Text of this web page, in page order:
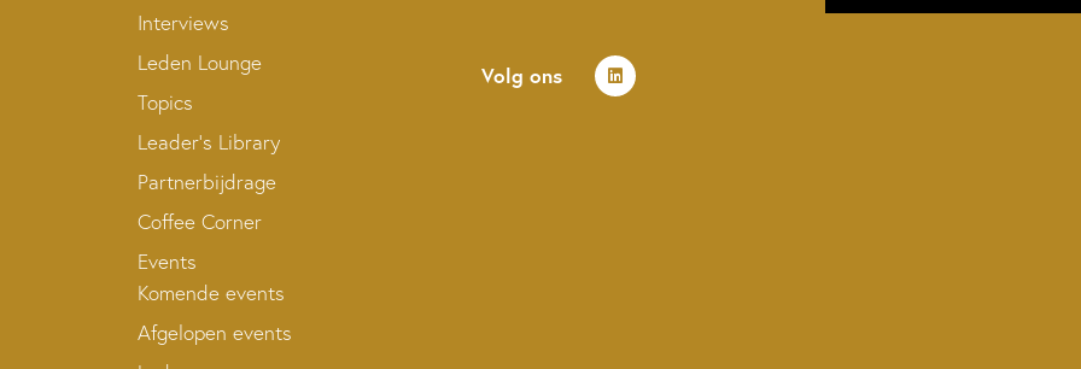
Interviews
Leden Lounge
Topics
Leader’s Library
Partnerbijdrage
Coffee Corner
Events
Komende events
Afgelopen events
Volg ons